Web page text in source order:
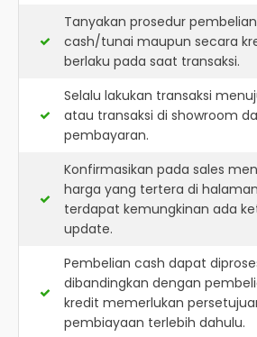
Tanyakan prosedur
cash/tunai maupun secara
berlaku pada saat transaksi.
Selalu lakukan transaksi
atau transaksi di showroom
pembayaran.
Konfirmasikan pada sales
harga yang tertera di
terdapat kemungkinan ada
update.
Pembelian cash dapat
dibandingkan dengan
kredit memerlukan
pembiayaan terlebih dahulu.